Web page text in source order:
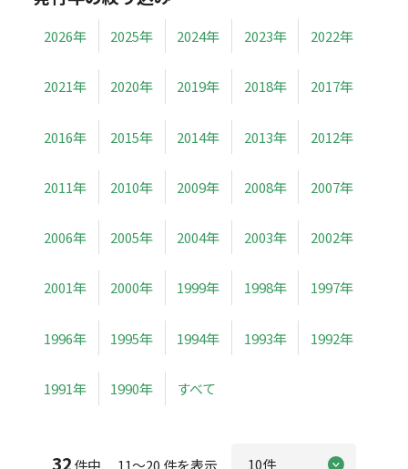
2026年 2025年 2024年 2023年 2022年
2021年 2020年 2019年 2018年 2017年
2016年 2015年 2014年 2013年 2012年
2011年 2010年 2009年 2008年 2007年
2006年 2005年 2004年 2003年 2002年
2001年 2000年 1999年 1998年 1997年
1996年 1995年 1994年 1993年 1992年
1991年 1990年 すべて
32件中 11～20 件を表示